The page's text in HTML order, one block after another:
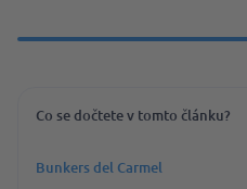
Co se dočtete v tomto článku?
Bunkers del Carmel